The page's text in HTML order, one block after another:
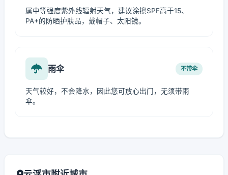
属中等强度紫外线辐射天气，建议涂擦SPF高于15、
PA+的防晒护肤品，戴帽子、太阳镜。
雨伞 不带伞
天气较好，不会降水，因此您可放心出门，无须带雨
伞。